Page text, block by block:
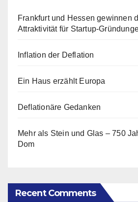
Frankfurt und Hessen gewinnen
Attraktivität für Startup-
Inflation der Deflation
Ein Haus erzählt Europa
Deflationäre Gedanken
Mehr als Stein und Glas – 750
Dom
Recent Comments